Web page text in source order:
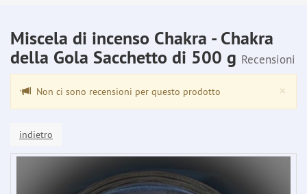
Miscela di incenso Chakra - Chakra
della Gola Sacchetto di 500 g Recensioni
×
Non ci sono recensioni per questo prodotto
indietro